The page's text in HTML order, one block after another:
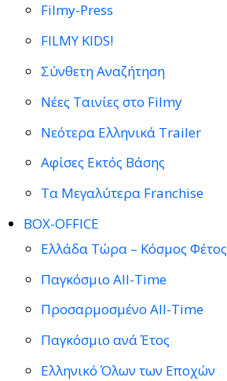
Filmy-Press
FILMY KIDS!
Σύνθετη Αναζήτηση
Νέες Ταινίες στο Filmy
Νεότερα Ελληνικά Trailer
Αφίσες Εκτός Βάσης
Τα Μεγαλύτερα Franchise
BOX-OFFICE
Ελλάδα Τώρα – Κόσμος Φέτος
Παγκόσμιο All-Time
Προσαρμοσμένο All-Time
Παγκόσμιο ανά Έτος
Ελληνικό Όλων των Εποχών